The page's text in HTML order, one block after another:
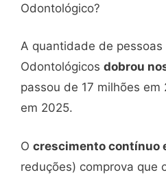
Odontológico?
A quantidade de pessoas
Odontológicos dobrou
passou de 17 milhões em
em 2025.
O crescimento contínuo
reduções) comprova que